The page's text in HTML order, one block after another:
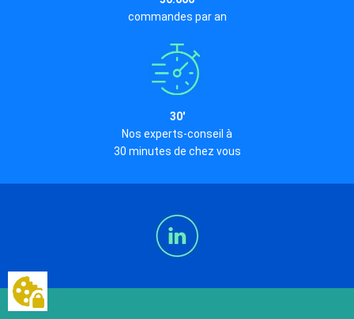
commandes par an
30'
Nos experts-conseil à
30 minutes de chez vous